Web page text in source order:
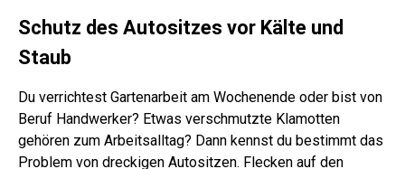
Schutz des Autositzes vor Kälte und
Staub
Du verrichtest Gartenarbeit am Wochenende oder bist von
Beruf Handwerker? Etwas verschmutzte Klamotten
gehören zum Arbeitsalltag? Dann kennst du bestimmt das
Problem von dreckigen Autositzen. Flecken auf den